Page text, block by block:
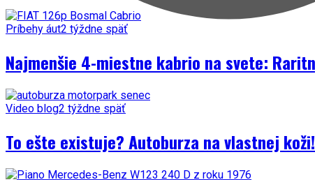
Príbehy áut2 týždne späť
Najmenšie 4-miestne kabrio na svete:
Video blog2 týždne späť
To ešte existuje? Autoburza na vlastnej